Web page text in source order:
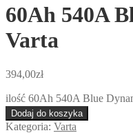
60Ah 540A
Varta
394,00zł
ilość 60Ah 540A Blue
Dodaj do koszyka
Kategoria: Varta